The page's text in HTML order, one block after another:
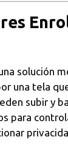
solución
una tela
subir y
para